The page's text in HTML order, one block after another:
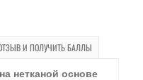
И ПОЛУЧИТЬ БАЛЛЫ
нетканой основе